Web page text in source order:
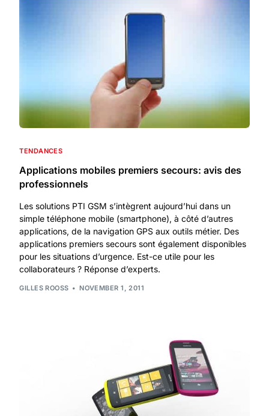
TENDANCES
Applications mobiles premiers secours: avis des
professionnels
Les solutions PTI GSM s’intègrent aujourd’hui dans un
simple téléphone mobile (smartphone), à côté d’autres
applications, de la navigation GPS aux outils métier. Des
applications premiers secours sont également disponibles
pour les situations d’urgence. Est-ce utile pour les
collaborateurs ? Réponse d’experts.
GILLES ROOSS NOVEMBER 1, 2011